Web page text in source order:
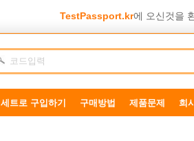
TestPassport.kr에 오신것을
세트로 구입하기 구매방법 제품문제 희